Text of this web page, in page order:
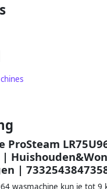
ProSteam
|
|
wasmachine kun je tot 9